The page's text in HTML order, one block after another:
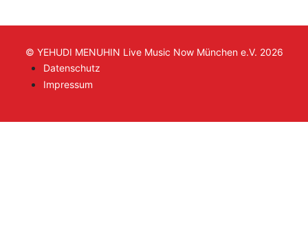
© YEHUDI MENUHIN Live Music Now München e.V. 2026
Datenschutz
Impressum